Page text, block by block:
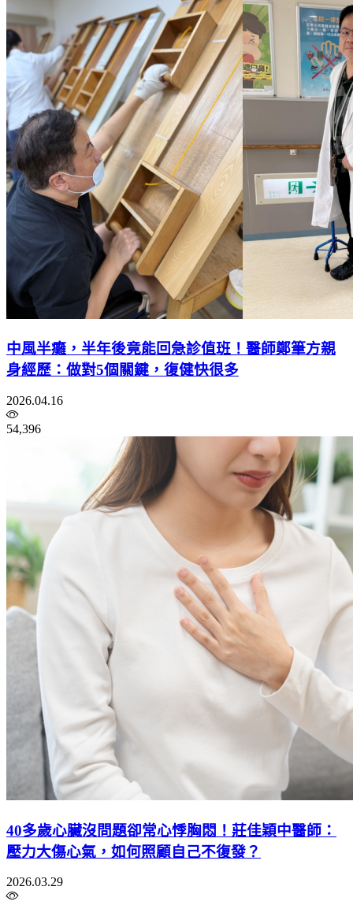
中風半癱，半年後竟能回急診值班！醫師鄭筆方親
身經歷：做對5個關鍵，復健快很多
2026.04.16
54,396
40多歲心臟沒問題卻常心悸胸悶！莊佳穎中醫師：
壓力大傷心氣，如何照顧自己不復發？
2026.03.29